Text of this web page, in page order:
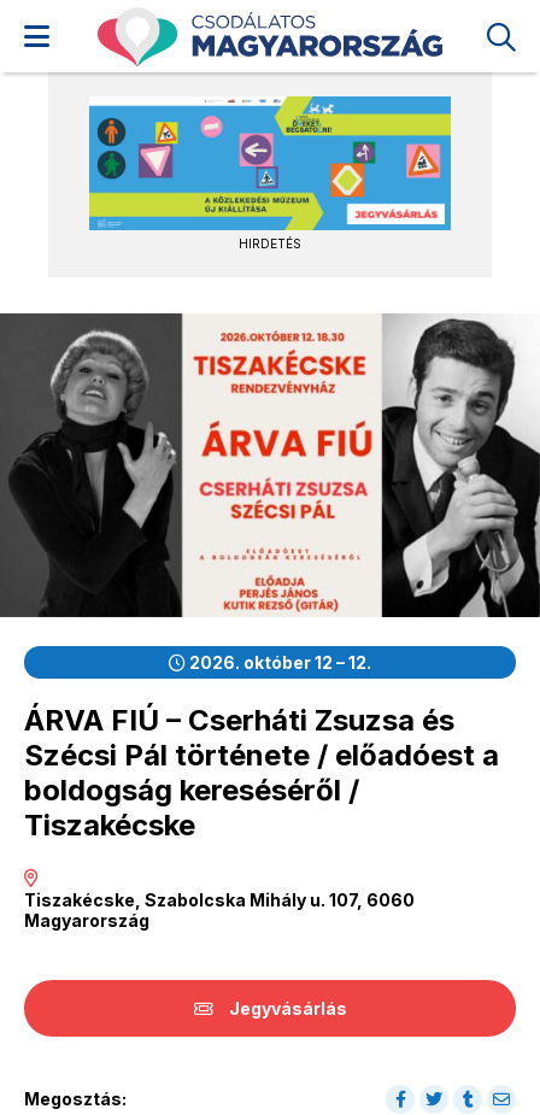
HIRDETÉS
2026. október 12 – 12.
ÁRVA FIÚ – Cserháti Zsuzsa és
Szécsi Pál története / előadóest a
boldogság kereséséről /
Tiszakécske
Tiszakécske, Szabolcska Mihály u. 107, 6060
Magyarország
Jegyvásárlás
Megosztás: